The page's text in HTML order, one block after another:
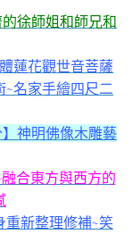
徐師姐和師兄和
蓮花觀世音菩薩
~名家手繪四尺二
】神明佛像木雕藝
合東方與西方的
重新整理修補~笑